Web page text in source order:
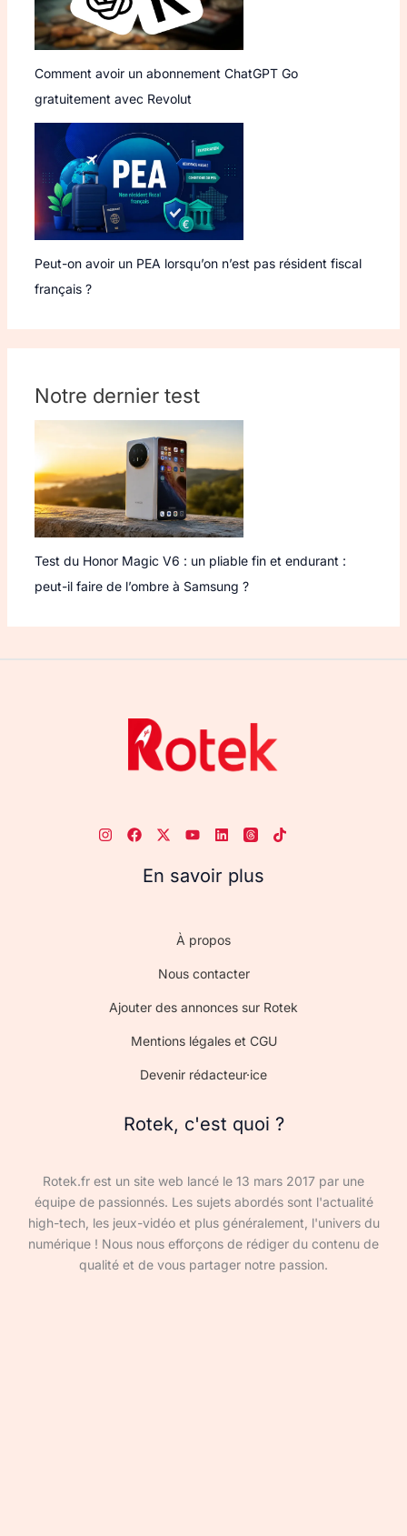
Comment avoir un abonnement ChatGPT Go
gratuitement avec Revolut
Peut-on avoir un PEA lorsqu’on n’est pas résident fiscal
français ?
Notre dernier test
Test du Honor Magic V6 : un pliable fin et endurant :
peut-il faire de l’ombre à Samsung ?
En savoir plus
À propos
Nous contacter
Ajouter des annonces sur Rotek
Mentions légales et CGU
Devenir rédacteur·ice
Rotek, c'est quoi ?
Rotek.fr est un site web lancé le 13 mars 2017 par une
équipe de passionnés. Les sujets abordés sont l'actualité
high-tech, les jeux-vidéo et plus généralement, l'univers du
numérique ! Nous nous efforçons de rédiger du contenu de
qualité et de vous partager notre passion.